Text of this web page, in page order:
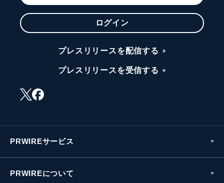
ログイン
プレスリリースを配信する
プレスリリースを受信する
PRWIREサービス
PRWIREについて